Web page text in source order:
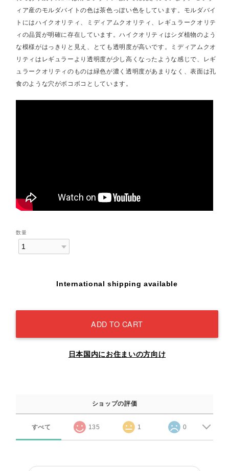
ィア産のモルダバイトの色は茶色っぽい色をしています。モルダバイ
トにはハイクオリティ、ミディアムクオリティ、レギュラークオリテ
ィの品質が明確に存在しています。ハイクオリティはシダ植物のよう
な模様がはっきりと見え、とても透明度が高いです。ミディアムクオ
リティはレギュラーより透明度が少し高くなったような感じで、レギ
ュラークオリティのものは緑色が濃く透明度があまりなく、表面は孔
食のような穴がボコボコとしています。
数量
International shipping available
ADD TO CART
日本国内にお住まいの方向け
ショップの評価
すべて 135 1 0